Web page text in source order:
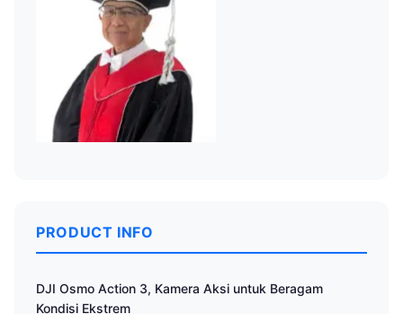
PRODUCT INFO
DJI Osmo Action 3, Kamera Aksi untuk Beragam
Kondisi Ekstrem